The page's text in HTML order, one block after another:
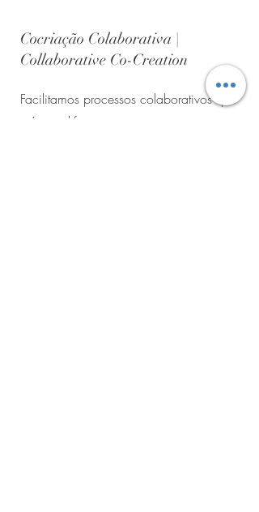
Cocriação Colaborativa |
Collaborative Co-Creation
Facilitamos processos colaborativos que
reúnem diferentes atores empresariais